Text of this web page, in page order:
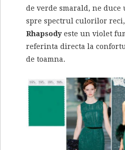
de verde smarald, ne duce
spre spectrul culorilor
Rhapsody este un violet
referinta directa la
de toamna.